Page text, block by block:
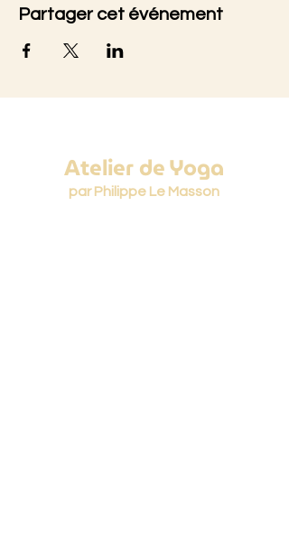
Partager cet événement
Atelier de Yoga
par Philippe Le Masson